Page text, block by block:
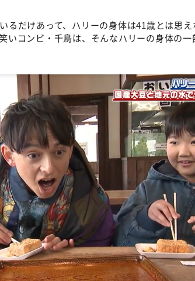
るだけあって、ハリーの身体は41歳とは思
いコンビ・千鳥は、そんなハリーの身体の